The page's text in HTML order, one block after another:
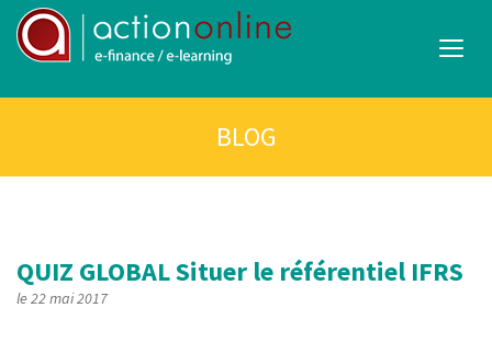
BLOG
QUIZ GLOBALSituer le référentiel IFRS
le 22 mai 2017